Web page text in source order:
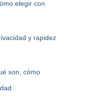
elegir con
y rapidez
son, cómo